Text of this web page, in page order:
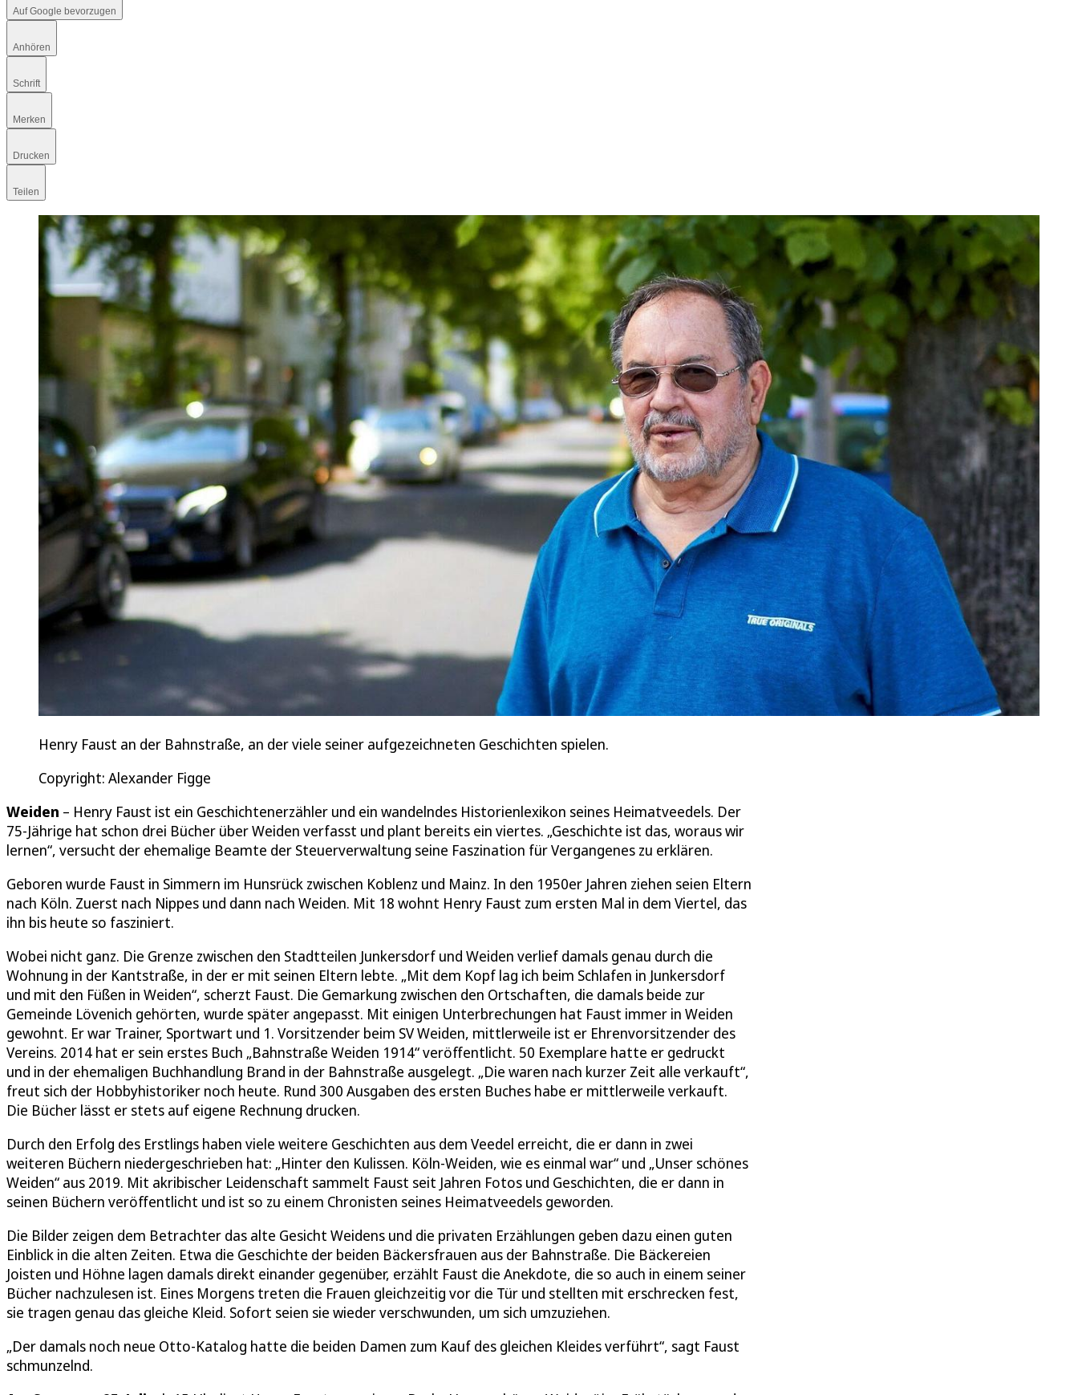
Auf Google bevorzugen
Anhören
Schrift
Merken
Drucken
Teilen
Henry Faust an der Bahnstraße, an der viele seiner aufgezeichneten Geschichten spielen.
Copyright: Alexander Figge
Weiden – Henry Faust ist ein Geschichtenerzähler und ein wandelndes Historienlexikon seines Heimatveedels. Der
75-Jährige hat schon drei Bücher über Weiden verfasst und plant bereits ein viertes. „Geschichte ist das, woraus wir
lernen“, versucht der ehemalige Beamte der Steuerverwaltung seine Faszination für Vergangenes zu erklären.
Geboren wurde Faust in Simmern im Hunsrück zwischen Koblenz und Mainz. In den 1950er Jahren ziehen seien Eltern
nach Köln. Zuerst nach Nippes und dann nach Weiden. Mit 18 wohnt Henry Faust zum ersten Mal in dem Viertel, das
ihn bis heute so fasziniert.
Wobei nicht ganz. Die Grenze zwischen den Stadtteilen Junkersdorf und Weiden verlief damals genau durch die
Wohnung in der Kantstraße, in der er mit seinen Eltern lebte. „Mit dem Kopf lag ich beim Schlafen in Junkersdorf
und mit den Füßen in Weiden“, scherzt Faust. Die Gemarkung zwischen den Ortschaften, die damals beide zur
Gemeinde Lövenich gehörten, wurde später angepasst. Mit einigen Unterbrechungen hat Faust immer in Weiden
gewohnt. Er war Trainer, Sportwart und 1. Vorsitzender beim SV Weiden, mittlerweile ist er Ehrenvorsitzender des
Vereins. 2014 hat er sein erstes Buch „Bahnstraße Weiden 1914“ veröffentlicht. 50 Exemplare hatte er gedruckt
und in der ehemaligen Buchhandlung Brand in der Bahnstraße ausgelegt. „Die waren nach kurzer Zeit alle verkauft“,
freut sich der Hobbyhistoriker noch heute. Rund 300 Ausgaben des ersten Buches habe er mittlerweile verkauft.
Die Bücher lässt er stets auf eigene Rechnung drucken.
Durch den Erfolg des Erstlings haben viele weitere Geschichten aus dem Veedel erreicht, die er dann in zwei
weiteren Büchern niedergeschrieben hat: „Hinter den Kulissen. Köln-Weiden, wie es einmal war“ und „Unser schönes
Weiden“ aus 2019. Mit akribischer Leidenschaft sammelt Faust seit Jahren Fotos und Geschichten, die er dann in
seinen Büchern veröffentlicht und ist so zu einem Chronisten seines Heimatveedels geworden.
Die Bilder zeigen dem Betrachter das alte Gesicht Weidens und die privaten Erzählungen geben dazu einen guten
Einblick in die alten Zeiten. Etwa die Geschichte der beiden Bäckersfrauen aus der Bahnstraße. Die Bäckereien
Joisten und Höhne lagen damals direkt einander gegenüber, erzählt Faust die Anekdote, die so auch in einem seiner
Bücher nachzulesen ist. Eines Morgens treten die Frauen gleichzeitig vor die Tür und stellten mit erschrecken fest,
sie tragen genau das gleiche Kleid. Sofort seien sie wieder verschwunden, um sich umzuziehen.
„Der damals noch neue Otto-Katalog hatte die beiden Damen zum Kauf des gleichen Kleides verführt“, sagt Faust
schmunzelnd.